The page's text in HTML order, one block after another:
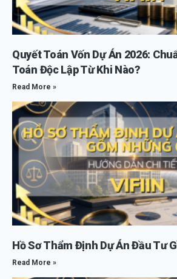
Quyết Toán Vốn Dự Án 2026:
Toán Độc Lập Từ Khi Nào?
Read More »
Hồ Sơ Thẩm Định Dự Án Đầu Tư
Read More »